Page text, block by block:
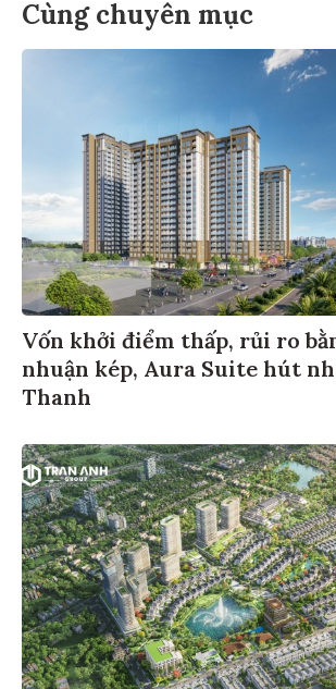
Cùng chuyên mục
Vốn khởi điểm thấp, rủi ro
nhuận kép, Aura Suite hút
Thanh